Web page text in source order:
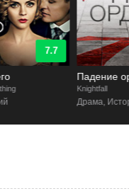
ордена
Исторический